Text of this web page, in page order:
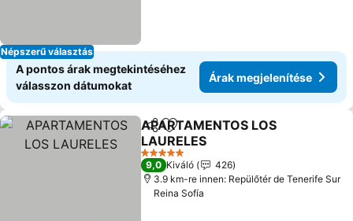
Népszerű választás
A pontos árak megtekintéséhez
válasszon dátumokat
Árak megjelenítése
Megosztás
Hozzáadás a kedvencekhez
APARTAMENTOS LOS
LAURELES
Árak megjelenítése
5 Kategória
9,0 Kiváló
426
3.9 km-re innen: Repülőtér de Tenerife Sur
Reina Sofía